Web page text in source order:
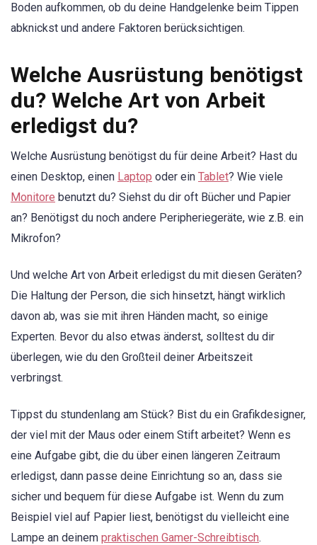
Boden aufkommen, ob du deine Handgelenke beim Tippen
abknickst und andere Faktoren berücksichtigen.
Welche Ausrüstung benötigst
du? Welche Art von Arbeit
erledigst du?
Welche Ausrüstung benötigst du für deine Arbeit? Hast du
einen Desktop, einen Laptop oder ein Tablet? Wie viele
Monitore benutzt du? Siehst du dir oft Bücher und Papier
an? Benötigst du noch andere Peripheriegeräte, wie z.B. ein
Mikrofon?
Und welche Art von Arbeit erledigst du mit diesen Geräten?
Die Haltung der Person, die sich hinsetzt, hängt wirklich
davon ab, was sie mit ihren Händen macht, so einige
Experten. Bevor du also etwas änderst, solltest du dir
überlegen, wie du den Großteil deiner Arbeitszeit
verbringst.
Tippst du stundenlang am Stück? Bist du ein Grafikdesigner,
der viel mit der Maus oder einem Stift arbeitet? Wenn es
eine Aufgabe gibt, die du über einen längeren Zeitraum
erledigst, dann passe deine Einrichtung so an, dass sie
sicher und bequem für diese Aufgabe ist. Wenn du zum
Beispiel viel auf Papier liest, benötigst du vielleicht eine
Lampe an deinem praktischen Gamer-Schreibtisch.